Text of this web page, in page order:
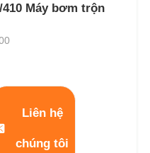
410 Máy bơm trộn
Liên hệ
chúng tôi